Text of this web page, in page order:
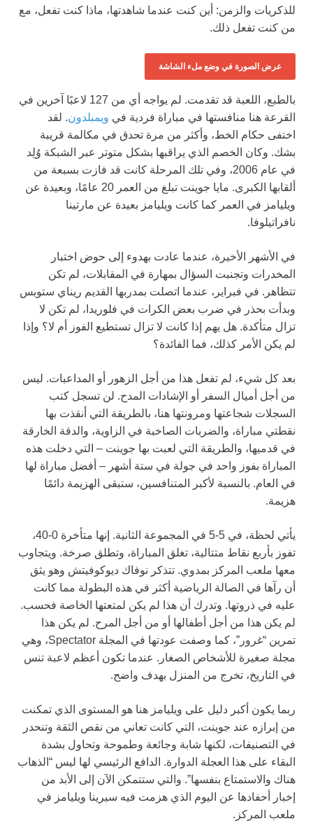
للذكريات والزمن: أين كنت عندما شاهدتها، ماذا كنت تفعل، مع
من كنت تفعل ذلك.
عرض الصورة في وضع ملء الشاشة
بالطبع، اللعبة قد تقدمت. لم يواجه أي من 127 لاعبًا آخرين في
القرعة هنا منافستها في مباراة فردية في ويمبلدون. لقد
اختفى حكام الخط، وأكثر من مرة تحدق في مكالمة قريبة
بشك. وكان الخصم الذي يراقبها بشكل متوتر عبر الشبكة وُلِد
في عام 2006، وفي تلك المرحلة كانت قد فازت بسبعة من
ألقابها الكبرى. مايا جوينت تبلغ من العمر 20 عامًا، وبعيدة عن
ويليامز في العمر كما كانت ويليامز بعيدة عن مارتينا
نافراتيلوفا.
في الأشهر الأخيرة، عندما عادت بهدوء إلى حوض اختبار
المخدرات وتجنبت السؤال بمهارة في المقابلات، لم تكن
تتظاهر. في فبراير، عندما اتصلت بمدربها القديم ريناي ستوبس
وبدأت بحذر في ضرب بعض الكرات في فلوريدا، لم تكن لا
تزال متأكدة. هل يهم إذا كانت لا تزال تستطيع الفوز أم لا؟ وإذا
لم يكن الأمر كذلك، فما الفائدة؟
بعد كل شيء، لم تفعل هذا من أجل الزهور أو المداعبات. ليس
من أجل أميال السفر أو الإشادات المدح. لن تسجل كتب
السجلات شجاعتها ومرونتها هنا، بالطريقة التي أنقذت بها
نقطتي مباراة، والضربات الصاخبة في الزاوية، والدقة الخارقة
في قدميها، والطريقة التي لعبت بها جوينت – التي دخلت هذه
المباراة بفوز واحد في جولة في ستة أشهر – أفضل مباراة لها
في العام. بالنسبة لأكبر المتنافسين، ستبقى الهزيمة دائمًا
هزيمة.
يأتي لحظة، في 5-5 في المجموعة الثانية. إنها متأخرة 0-40،
تفوز بأربع نقاط متتالية، تغلق المباراة، وتطلق صرخة. ويتجاوب
معها ملعب المركز بمدوي. تتذكر نوفاك ديوكوفيتش وهو يثق
أن رآها في الصالة الرياضية أكثر في هذه البطولة مما كانت
عليه في ذروتها. وتدرك أن هذا لم يكن لمتعتها الخاصة فحسب.
لم يكن هذا من أجل أطفالها أو من أجل المرح. لم يكن هذا
تمرين “غرور”، كما وصفت عودتها في المجلة Spectator، وهي
مجلة صغيرة للأشخاص الصغار. عندما تكون أعظم لاعبة تنس
في التاريخ، تخرج من المنزل بهدف واضح.
ربما يكون أكبر دليل على ويليامز هنا هو المستوى الذي تمكنت
من إبرازه عند جوينت، التي كانت تعاني من نقص الثقة وتنحدر
في التصنيفات، لكنها شابة وجائعة وطموحة وتحاول بشدة
البقاء على هذا العجلة الدوارة. الدافع الرئيسي لها ليس “الذهاب
هناك والاستمتاع بنفسها”. والتي ستتمكن الآن إلى الأبد من
إخبار أحفادها عن اليوم الذي هزمت فيه سيرينا ويليامز في
ملعب المركز.